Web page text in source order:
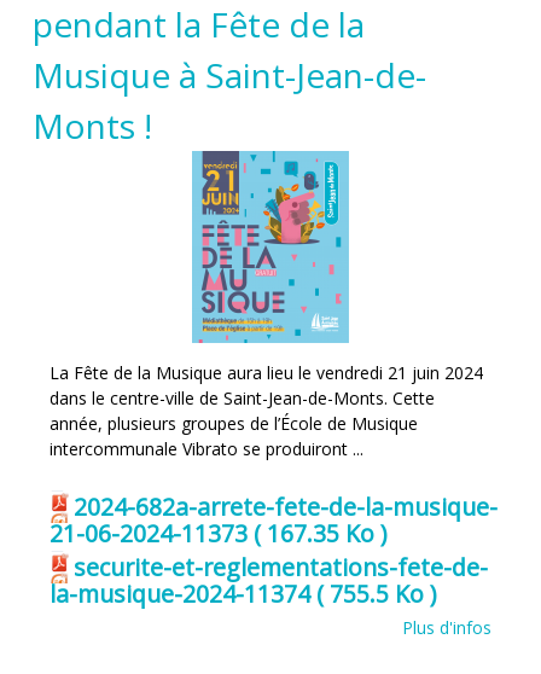
pendant la Fête de la
Musique à Saint-Jean-de-
Monts !
La Fête de la Musique aura lieu le vendredi 21 juin 2024
dans le centre-ville de Saint-Jean-de-Monts. Cette
année, plusieurs groupes de l’École de Musique
intercommunale Vibrato se produiront ...
2024-682a-arrete-fete-de-la-musique-
21-06-2024-11373 ( 167.35 Ko )
securite-et-reglementations-fete-de-
la-musique-2024-11374( 755.5 Ko )
Plus d'infos